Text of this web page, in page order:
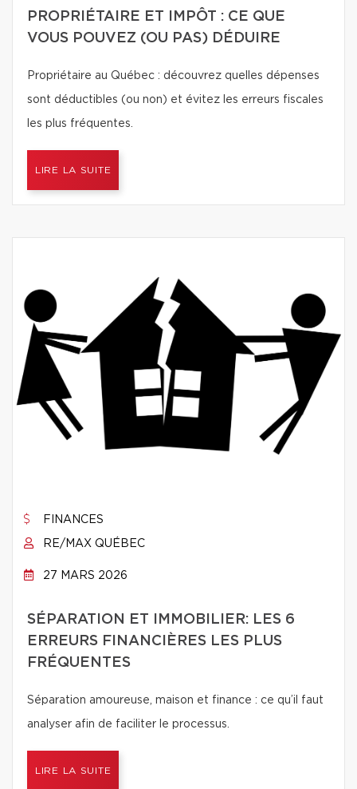
PROPRIÉTAIRE ET IMPÔT : CE QUE
VOUS POUVEZ (OU PAS) DÉDUIRE
Propriétaire au Québec : découvrez quelles dépenses
sont déductibles (ou non) et évitez les erreurs fiscales
les plus fréquentes.
LIRE LA SUITE
FINANCES
RE/MAX QUÉBEC
27 MARS 2026
SÉPARATION ET IMMOBILIER: LES 6
ERREURS FINANCIÈRES LES PLUS
FRÉQUENTES
Séparation amoureuse, maison et finance : ce qu’il faut
analyser afin de faciliter le processus.
LIRE LA SUITE